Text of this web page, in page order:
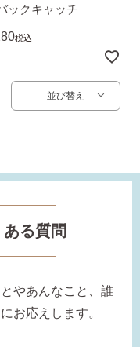
性ピアスケース」
ックキャッチ
税込
並び替え
る質問
やあんなこと、誰
お応えします。